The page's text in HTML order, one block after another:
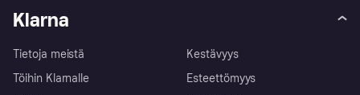
Klarna
Tietoja meistä
Töihin Klarnalle
Kestävyys
Esteettömyys